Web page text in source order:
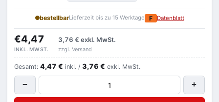
bestellbarLieferzeit bis zu 15 Werktage F Datenblatt
€4,47 3,76 € exkl. MwSt.
INKL. MWST. zzgl. Versand
Gesamt: 4,47 € inkl. / 3,76 € exkl. MwSt.
− +